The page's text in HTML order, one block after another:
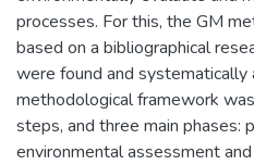
processes. For this, the GM
based on a bibliographical
were found and systematically
methodological framework
steps, and three main phases:
environmental assessment